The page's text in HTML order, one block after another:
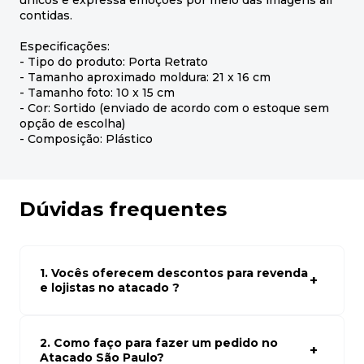
contidas.
Especificações:
- Tipo do produto: Porta Retrato
- Tamanho aproximado moldura: 21 x 16 cm
- Tamanho foto: 10 x 15 cm
- Cor: Sortido (enviado de acordo com o estoque sem
opção de escolha)
- Composição: Plástico
Dúvidas frequentes
1. Vocês oferecem descontos para revenda
e lojistas no atacado ?
atacado empresas e compre com os melhores preços
para seu modelo de negócio
2. Como faço para fazer um pedido no
Atacado São Paulo?